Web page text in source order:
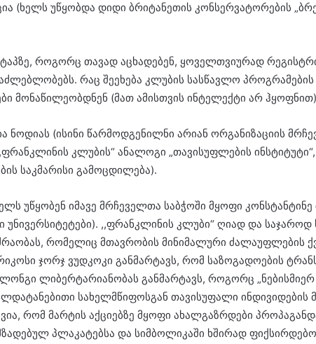
(ხელს უწყობდა დიდი ბრიტანეთის კონსერვატორების
როგორც თავად აცხადებენ, ყოველთვიურად
რაც შეეხება კლუბის სასწავლო
მონაწილეობდნენ (მათ ამისთვის ინტელექტი არ
(ისინი წარმოდგენილნი არიან ორგანიზაციის
კლუბის“ ანალოგი „თავისუფლების
საკმარისი გამოცდილება).
უწყობენ იმავე მრჩეველთა საბჭოში მყოფი
,,ფრანკლინის კლუბი“ ღიად და
რომელიც მთავრობის მინიმალური ძალაუფლების
ჯორჯ ვუდკოკი განმარტავს, რომ საზოგადოების
ლიბერტარიანობას განმარტავს, როგორც
სახელმწიფოსგან თავისუფალი ინდივიდების
რომ მარტის აქციებზე მყოფი ახალგაზრდები
პლაკატებსა და სიმბოლიკაში ხშირად